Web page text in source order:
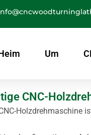
Um
CNC-
Holzdrehmaschine